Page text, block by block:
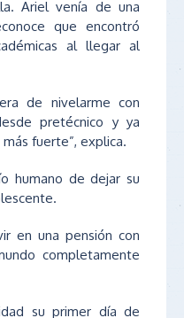
Ariel venía de una
que encontró
al llegar al
de nivelarme con
pretécnico y ya
fuerte”, explica.
humano de dejar su
en una pensión con
completamente
su primer día de